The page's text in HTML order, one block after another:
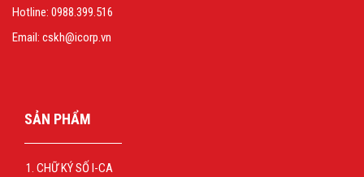
Hotline: 0988.399.516
Email: cskh@icorp.vn
SẢN PHẨM
CHỮ KÝ SỐ I-CA